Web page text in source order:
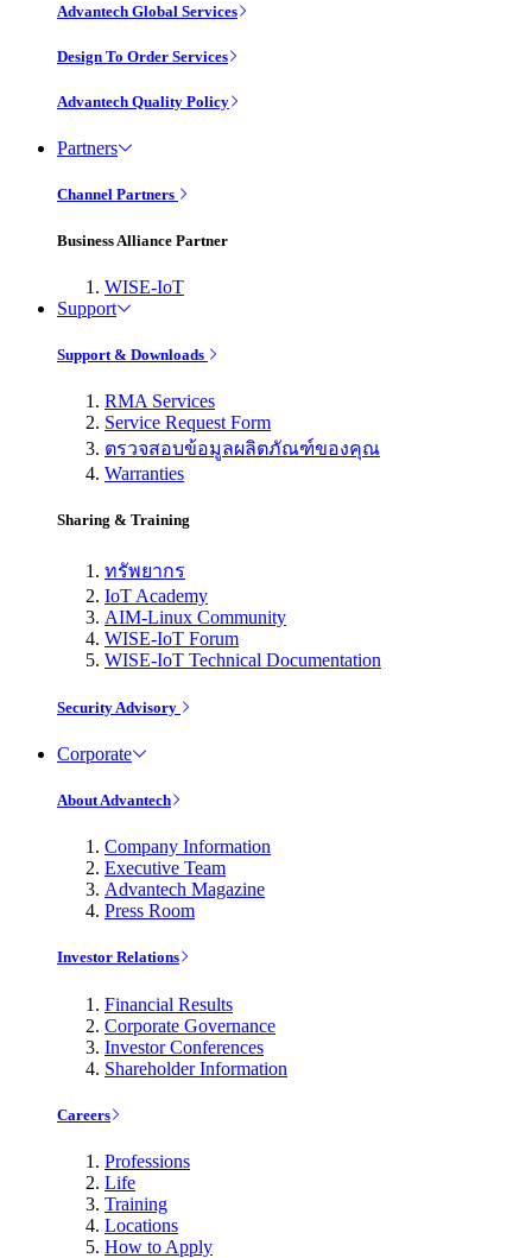
Advantech Global Services
Design To Order Services
Advantech Quality Policy
Partners
Channel Partners
Business Alliance Partner
WISE-IoT
Support
Support & Downloads
RMA Services
Service Request Form
ตรวจสอบข้อมูลผลิตภัณฑ์ของคุณ
Warranties
Sharing & Training
ทรัพยากร
IoT Academy
AIM-Linux Community
WISE-IoT Forum
WISE-IoT Technical Documentation
Security Advisory
Corporate
About Advantech
Company Information
Executive Team
Advantech Magazine
Press Room
Investor Relations
Financial Results
Corporate Governance
Investor Conferences
Shareholder Information
Careers
Professions
Life
Training
Locations
How to Apply